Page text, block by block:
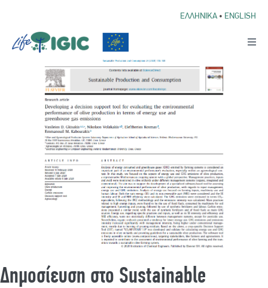
ΕΛΛΗΝΙΚΑ • ENGLISH
Δημοσίευση στο Sustainable